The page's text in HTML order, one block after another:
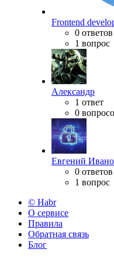
Frontend
0 ответов
1 вопрос
Александр
1 ответ
0
Евгений
0 ответов
1 вопрос
© Habr
О сервисе
Правила
Обратная связь
Блог